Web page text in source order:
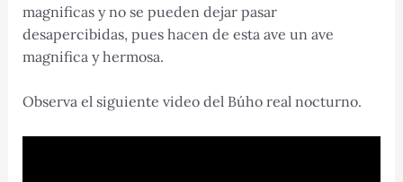
magnificas y no se pueden dejar pasar
desapercibidas, pues hacen de esta ave un ave
magnifica y hermosa.
Observa el siguiente video del Búho real nocturno.